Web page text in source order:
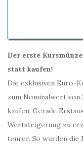
Der erste
statt kaufen!
Die exklusiven Euro-
zum Nominalwert von
kaufen. Gerade
Wertsteigerung zu
teurer. So wurden die